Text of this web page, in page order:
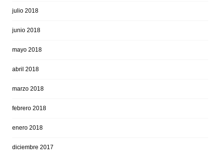
julio 2018
junio 2018
mayo 2018
abril 2018
marzo 2018
febrero 2018
enero 2018
diciembre 2017